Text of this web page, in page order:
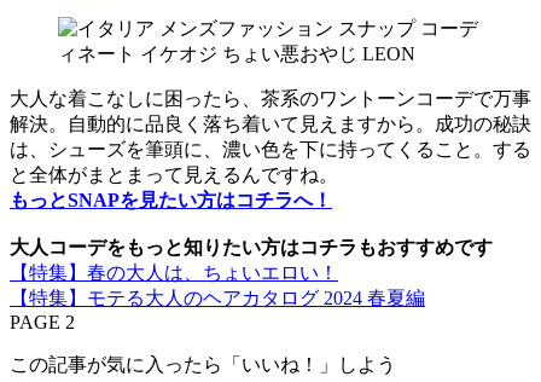
大人な着こなしに困ったら、茶系のワントーンコーデで万事
解決。自動的に品良く落ち着いて見えますから。成功の秘訣
は、シューズを筆頭に、濃い色を下に持ってくること。する
と全体がまとまって見えるんですね。
もっとSNAPを見たい方はコチラへ！
大人コーデをもっと知りたい方はコチラもおすすめです
【特集】春の大人は、ちょいエロい！
【特集】モテる大人のヘアカタログ 2024 春夏編
PAGE 2
この記事が気に入ったら「いいね！」しよう